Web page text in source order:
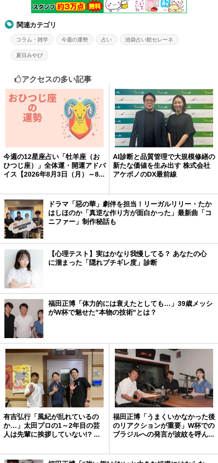
関連カテゴリ
コラム・雑学 今週の運勢 占い 池袋占い館セレーネ
夏目みやび
アクセスの多い記事
今週の12星座占い「牡羊座（お
ひつじ座）」全体運・開運アドバ
イス【2026年8月3日（月）～8...
AI診断と品質管理で大規模修繕の
新たな価値を生み出す 株式会社
アケボノのDX最前線
ドラマ「惡の華」劇伴を担当！リーガルリリー・たか
はしほのか「真逆な作り方が面白かった」最新曲「コ
ニファー」制作秘話も
【心理テスト】実はかなり我慢してる？ あなたの心
に溜まった「隠れブチギレ度」診断
福田正博「体力的には衰えたとしても…」39歳メッシ
がW杯で魅せた"本物の技術"とは？
有吉弘行「風紀が乱れているの
か…」太田プロの1～2年目の芸
人は先輩に挨拶していない!? ...
福田正博「うまくいかなかった後
のリアクションが重要」W杯での
ブラジルへの発言が波紋を呼ん...